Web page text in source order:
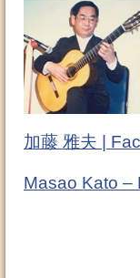
加藤 雅夫 |
Masao Kato –